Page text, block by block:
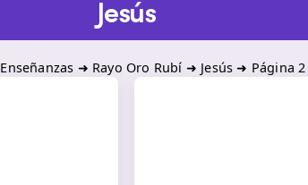
Jesús
Enseñanzas ➜ Rayo Oro Rubí ➜ Jesús ➜ Página 2